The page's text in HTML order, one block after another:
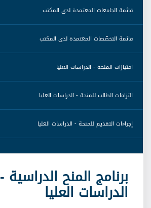
برنامج المنح الدراسية -
الدراسات العليا